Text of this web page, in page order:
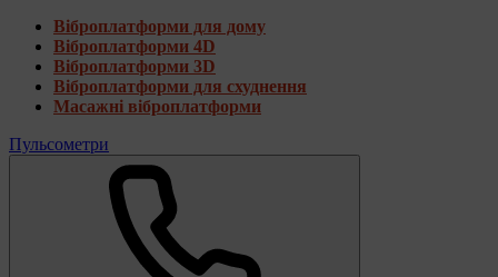
Віброплатформи для дому
Віброплатформи 4D
Віброплатформи 3D
Віброплатформи для схуднення
Масажні віброплатформи
Пульсометри